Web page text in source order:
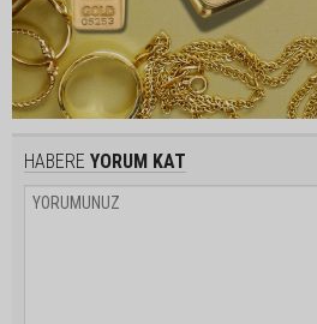
HABERE YORUM KAT